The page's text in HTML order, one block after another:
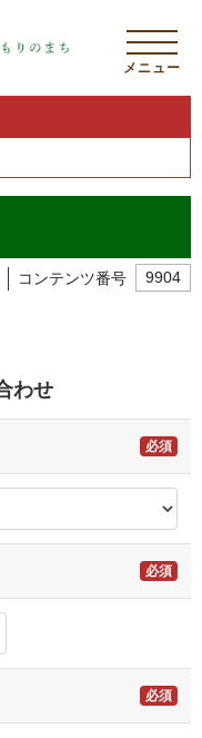
メニュー
コンテンツ番号 9904
わせ
必須
必須
必須